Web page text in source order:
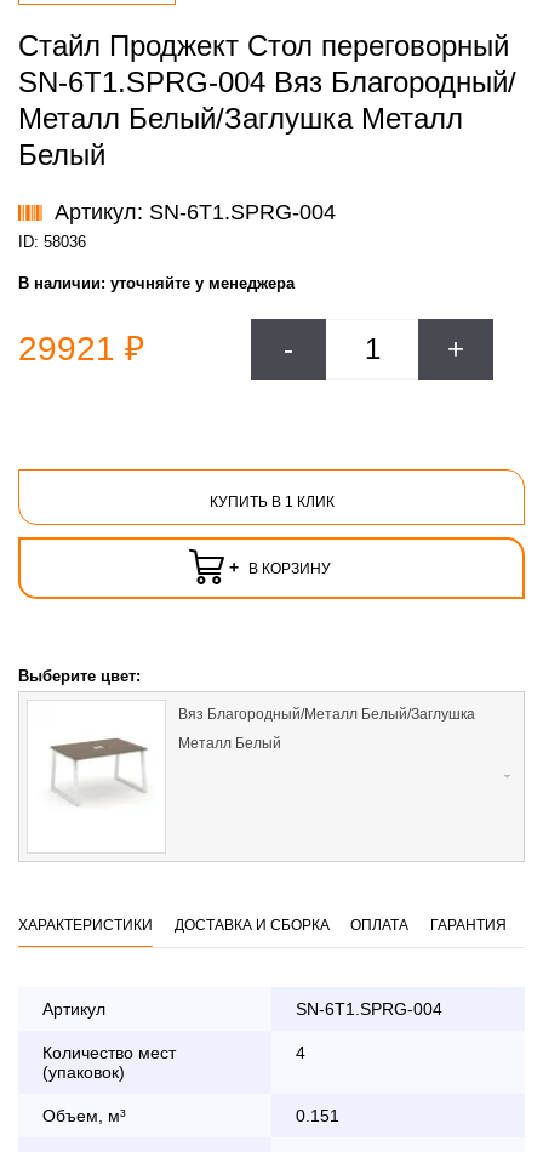
Стайл Проджект Стол переговорный
SN-6T1.SPRG-004 Вяз Благородный/
Металл Белый/Заглушка Металл
Белый
Артикул: SN-6T1.SPRG-004
ID: 58036
В наличии: уточняйте у менеджера
29921 ₽ - +
КУПИТЬ В 1 КЛИК
+ В КОРЗИНУ
Выберите цвет:
Вяз Благородный/Металл Белый/Заглушка
Металл Белый
ХАРАКТЕРИСТИКИ ДОСТАВКА И СБОРКА ОПЛАТА ГАРАНТИЯ
Артикул SN-6T1.SPRG-004
Количество мест
(упаковок)
4
Объем, м³ 0.151
заказа банковской картой